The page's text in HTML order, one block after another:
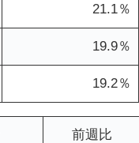
21.1％
19.9％
19.2％
前週比